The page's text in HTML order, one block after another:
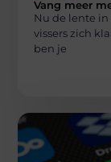
Vang meer
Nu de lente
vissers zich
ben je